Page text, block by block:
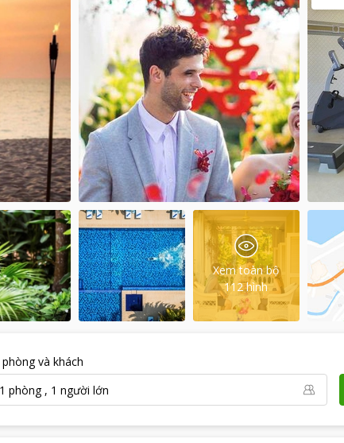
Xem toàn bộ
112 hình
phòng và khách
1 phòng, 1 người lớn